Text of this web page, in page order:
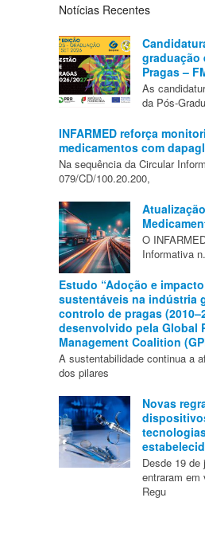
Notícias Recentes
graduação
Pragas –
As
da Pós-
INFARMED reforça
medicamentos com
Na sequência da Circular
079/CD/100.20.200,
O
Informativa
Estudo “Adoção e
sustentáveis na indústria
controlo de pragas
desenvolvido pela Global
Management Coalition
A sustentabilidade continua a
dos pilares
Novas
Desde 19 de
entraram em
Regu